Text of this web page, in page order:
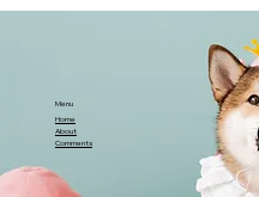
Menu
Home
About
Comments